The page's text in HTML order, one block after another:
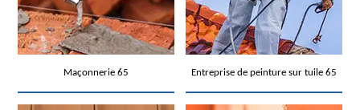
Maçonnerie 65 Entreprise de peinture sur tuile 65